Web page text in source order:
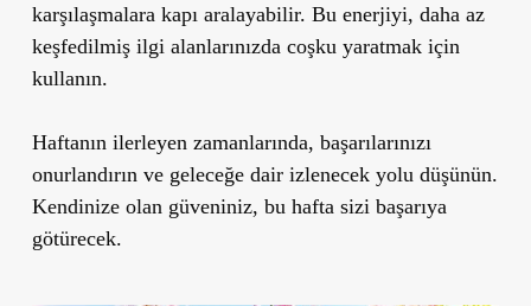
karşılaşmalara kapı aralayabilir. Bu enerjiyi, daha az
keşfedilmiş ilgi alanlarınızda coşku yaratmak için
kullanın.
Haftanın ilerleyen zamanlarında, başarılarınızı
onurlandırın ve geleceğe dair izlenecek yolu düşünün.
Kendinize olan güveniniz, bu hafta sizi başarıya
götürecek.